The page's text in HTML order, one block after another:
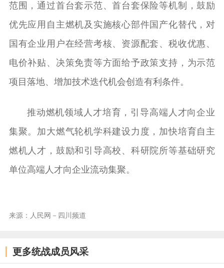
范围，通过首台套示范、首台套保险等机制，鼓励
优先应用自主燃机及实施核心部件国产化替代，对
国有企业用户在经营考核、资源配套、税收优惠、
电价补贴、决策免责等方面给予政策支持，为示范
项目落地、增加技术迭代机会创造有利条件。
推动燃机领域人才培育，引导高端人才向企业
集聚。加大燃气轮机学科建设力度，加快培育自主
燃机人才，鼓励和引导高校、科研院所等基础研究
单位高端人才向企业流动集聚。
来源：人民网－四川频道
更多统战成员风采